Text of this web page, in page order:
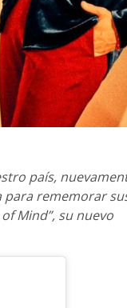
país,
para rememorar
Mind”, su nuevo